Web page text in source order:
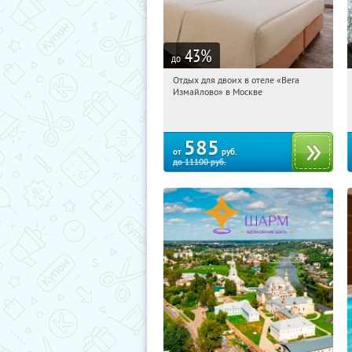
до 43%
09:40:36 Купили:
Отдых для двоих в отеле «Вега
Измайлово» в Москве
от 585 руб.
до11100руб.